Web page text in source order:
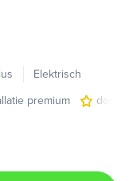
Elektrisch
premium